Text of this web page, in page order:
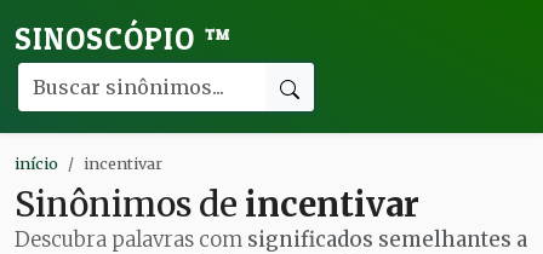
SINOSCÓPIO ™
início incentivar
Sinônimos de incentivar
Descubra palavras com significados semelhantes a